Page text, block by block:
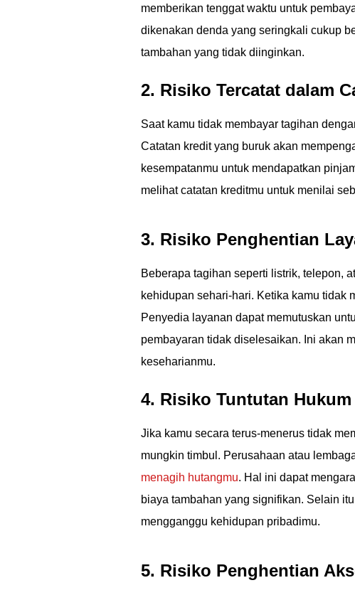
memberikan tenggat waktu untuk
dikenakan denda yang seringkali cukup
tambahan yang tidak diinginkan.
2. Risiko Tercatat dalam
Saat kamu tidak membayar tagihan
Catatan kredit yang buruk akan
kesempatanmu untuk mendapatkan
melihat catatan kreditmu untuk menilai
3. Risiko Penghentian
Beberapa tagihan seperti listrik, telepon,
kehidupan sehari-hari. Ketika kamu tidak
Penyedia layanan dapat memutuskan
pembayaran tidak diselesaikan. Ini akan
keseharianmu.
4. Risiko Tuntutan Hukum
Jika kamu secara terus-menerus tidak
mungkin timbul. Perusahaan atau
menagih hutangmu. Hal ini dapat
biaya tambahan yang signifikan. Selain
mengganggu kehidupan pribadimu.
5. Risiko Penghentian